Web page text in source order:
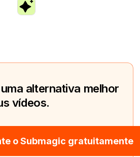
alternativa melhor
vídeos.
o Submagic gratuitamente